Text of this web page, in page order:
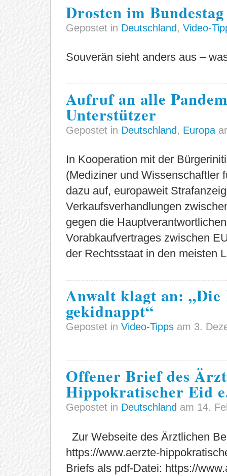
Drosten im Bundestag
Gepostet in Deutschland , Video-
Souverän sieht anders aus –
Aufruf an alle
Unterstützer
Gepostet in Deutschland , Europa
In Kooperation mit der
(Mediziner und Wissenschaftler
dazu auf, europaweit
Verkaufsverhandlungen
gegen die
Vorabkaufvertrages zwischen
der Rechtsstaat in den meisten
Anwalt klagt an:
gekidnappt“
Gepostet in Video-Tipps am 3.
Offener Brief des
Hippokratischer Eid
Gepostet in Deutschland am 14.
Zur Webseite des Ärztlichen
https://www.aerzte-
Briefs als pdf-Datei: https://